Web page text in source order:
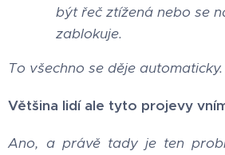
být řeč ztížená nebo se
zablokuje.
To všechno se děje automaticky.
Většina lidí ale tyto projevy
Ano, a právě tady je ten